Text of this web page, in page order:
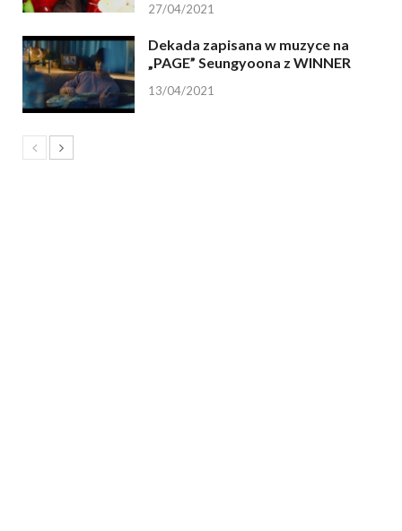
27/04/2021
Dekada zapisana w muzyce na
„PAGE” Seungyoona z WINNER
13/04/2021